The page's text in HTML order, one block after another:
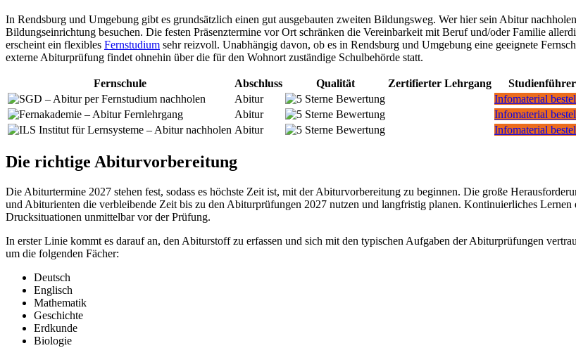
In Rendsburg und Umgebung gibt es grundsätzlich einen gut ausgebauten zweiten Bildungsweg. Wer hier sein Abitur
Bildungseinrichtung besuchen. Die festen Präsenztermine vor Ort schränken die Vereinbarkeit mit Beruf und/oder Familie
erscheint ein flexibles Fernstudium sehr reizvoll. Unabhängig davon, ob es in Rendsburg und Umgebung eine geeignete
externe Abiturprüfung findet ohnehin über die für den Wohnort zuständige Schulbehörde statt.
Fernschule Abschluss Qualität Zertifierter Lehrgang
Studienführer
Abitur
Infomaterial
Abitur
Infomaterial
Abitur
Infomaterial
Die richtige Abiturvorbereitung
Die Abiturtermine 2027 stehen fest, sodass es höchste Zeit ist, mit der Abiturvorbereitung zu beginnen. Die große
und Abiturienten die verbleibende Zeit bis zu den Abiturprüfungen 2027 nutzen und langfristig planen. Kontinuierliches
Drucksituationen unmittelbar vor der Prüfung.
In erster Linie kommt es darauf an, den Abiturstoff zu erfassen und sich mit den typischen Aufgaben der Abiturprüfungen
um die folgenden Fächer:
Deutsch
Englisch
Mathematik
Geschichte
Erdkunde
Biologie